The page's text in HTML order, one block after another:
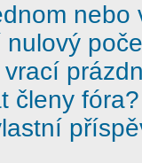
nebo
členy fóra?